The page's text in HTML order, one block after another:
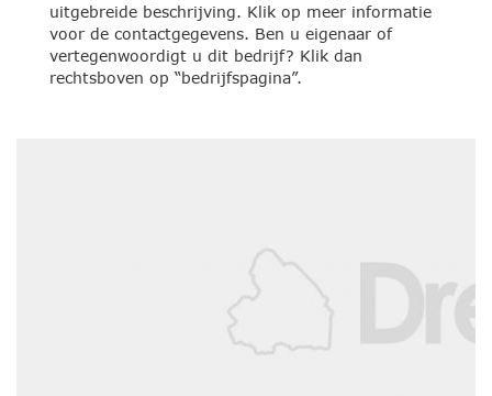
uitgebreide beschrijving. Klik op meer informatie
voor de contactgegevens. Ben u eigenaar of
vertegenwoordigt u dit bedrijf? Klik dan
rechtsboven op “bedrijfspagina”.